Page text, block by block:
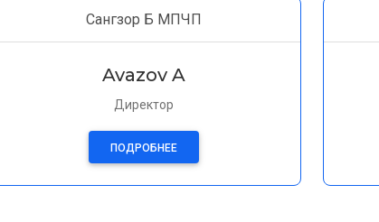
Сангзор Б МПЧП
Avazov A
Директор
ПОДРОБНЕЕ